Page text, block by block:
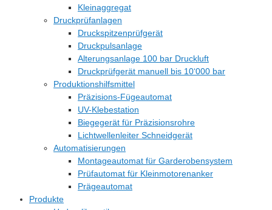
Kleinaggregat
Druckprüfanlagen
Druckspitzenprüfgerät
Druckpulsanlage
Alterungsanlage 100 bar Druckluft
Druckprüfgerät manuell bis 10‘000 bar
Produktionshilfsmittel
Präzisions-Fügeautomat
UV-Klebestation
Biegegerät für Präzisionsrohre
Lichtwellenleiter Schneidgerät
Automatisierungen
Montageautomat für Garderobensystem
Prüfautomat für Kleinmotorenanker
Prägeautomat
Produkte